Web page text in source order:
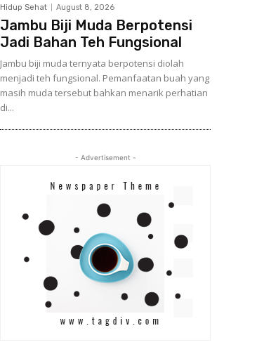
Hidup Sehat August 8, 2026
Jambu Biji Muda Berpotensi
Jadi Bahan Teh Fungsional
Jambu biji muda ternyata berpotensi diolah
menjadi teh fungsional. Pemanfaatan buah yang
masih muda tersebut bahkan menarik perhatian
di...
- Advertisement -